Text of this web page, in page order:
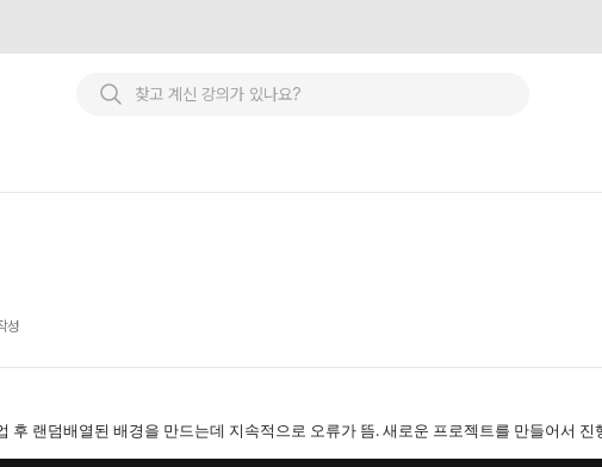
성
후 랜덤배열된 배경을 만드는데 지속적으로 오류가 뜸. 새로운 프로젝트를 만들어서 진